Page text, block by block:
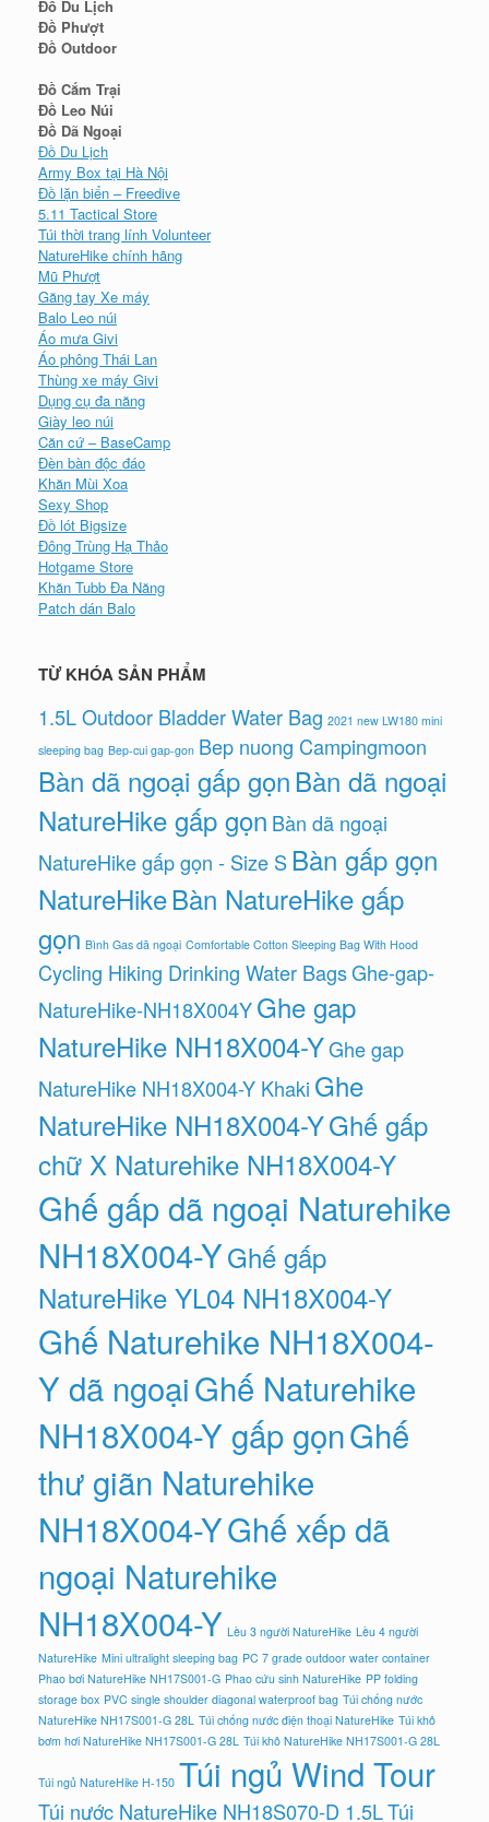
Đồ Du Lịch
Đồ Phượt
Đồ Outdoor
Đồ Cắm Trại
Đồ Leo Núi
Đồ Dã Ngoại
Đồ Du Lịch
Army Box tại Hà Nội
Đồ lặn biển – Freedive
5.11 Tactical Store
Túi thời trang lính Volunteer
NatureHike chính hãng
Mũ Phượt
Găng tay Xe máy
Balo Leo núi
Áo mưa Givi
Áo phông Thái Lan
Thùng xe máy Givi
Dụng cụ đa năng
Giày leo núi
Căn cứ – BaseCamp
Đèn bàn độc đáo
Khăn Mùi Xoa
Sexy Shop
Đồ lót Bigsize
Đông Trùng Hạ Thảo
Hotgame Store
Khăn Tubb Đa Năng
Patch dán Balo
TỪ KHÓA SẢN PHẨM
1.5L Outdoor Bladder Water Bag 2021 new LW180 mini
sleeping bag Bep-cui gap-gon Bep nuong Campingmoon
Bàn dã ngoại gấp gọnBàn dã ngoại
NatureHike gấp gọn Bàn dã ngoại
NatureHike gấp gọn - Size SBàn gấp gọn
NatureHikeBàn NatureHike gấp
gọn Bình Gas dã ngoại Comfortable Cotton Sleeping Bag With Hood
Cycling Hiking Drinking Water BagsGhe-gap-
NatureHike-NH18X004YGhe gap
NatureHike NH18X004-YGhe gap
NatureHike NH18X004-Y Khaki Ghe
NatureHike NH18X004-YGhế gấp
chữ X Naturehike NH18X004-Y
Ghế gấp dã ngoại Naturehike
NH18X004-YGhế gấp
NatureHike YL04 NH18X004-Y
Ghế Naturehike NH18X004-
Y dã ngoạiGhế Naturehike
NH18X004-Y gấp gọnGhế
thư giãn Naturehike
NH18X004-YGhế xếp dã
ngoại Naturehike
NH18X004-Y Lều 3 người NatureHike Lều 4 người
NatureHike Mini ultralight sleeping bag PC 7 grade outdoor water container
Phao bơi NatureHike NH17S001-G Phao cứu sinh NatureHike PP folding
storage box PVC single shoulder diagonal waterproof bag Túi chống nước
NatureHike NH17S001-G 28L Túi chống nước điện thoại NatureHike Túi khô
bơm hơi NatureHike NH17S001-G 28L Túi khô NatureHike NH17S001-G 28L
Túi ngủ NatureHike H-150 Túi ngủ Wind Tour
Túi nước NatureHike NH18S070-D 1.5LTúi